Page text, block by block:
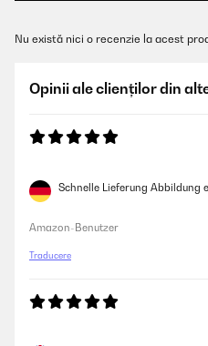
Nu există nici o recenzie la acest
Opinii ale clienților din
Schnelle Lieferung Abbildung
Amazon-Benutzer
Traducere